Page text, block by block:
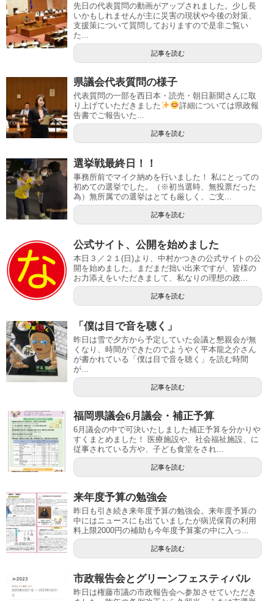
先日の代表質問の動画がアップされました。少し長
いかもしれませんが主に災害の現状や今後の対策、
支援策について質問しておりますので是非ご覧い
た...
記事を読む
県議会代表質問の様子
代表質問の一部を西日本・読売・朝日新聞さんに取
り上げていただきました
詳細については県政報
告書でご報告いた...
記事を読む
選挙戦最終日！！
事務所前でマイク納めを行いました！ 私にとっての
初めての選挙でした。（※初当選時、無投票だった
為）無所属での選挙はとても厳しく、ご支...
記事を読む
公式サイト、公開を始めました
本日３／２１(日)より、中村かつきの公式サイトの公
開を始めました。まだまだ拙い出来ですが、皆様の
お力添えをいただきまして、私なりの理想の政...
記事を読む
「僕は目で音を聴く」
昨日は雪で夕方から予定していた会議と懇親会が無
くなり、時間ができたのでようやく平本龍之介さん
が書かれている「僕は目で音を聴く」を読む時間
が...
記事を読む
福岡県議会6月議会・補正予算
6月議会の中で可決いたしました補正予算を分かりや
すくまとめました！ 医療施設や、社会福祉施設、に
従事されている方や、子ども食堂をされ...
記事を読む
来年度予算の勉強会
昨日も引き続き来年度予算の勉強会。来年度予算の
中にはニュースにも出ていましたが病児保育の利用
料上限2000円の補助も今年度予算案の中に入っ...
記事を読む
市政報告会とグリーンフェスティバル
昨日は権藤市議の市政報告会へ参加させていただき